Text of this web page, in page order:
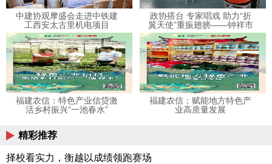
中建协观摩盛会走进中铁建
工西安太古里机电项目
政协搭台 专家唱戏 助力“折
翼天使”重振翅膀——钟祥市
政协“关爱特殊儿童·绘画心理
疗愈”公益活动侧记
福建农信：特色产业信贷激
活乡村振兴“一池春水”
福建农信：赋能地方特色产
业高质量发展
精彩推荐
择校看实力，衡越以成绩领跑赛场